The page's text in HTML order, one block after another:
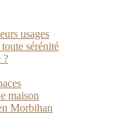
usages
sérénité
?
maison
Morbihan